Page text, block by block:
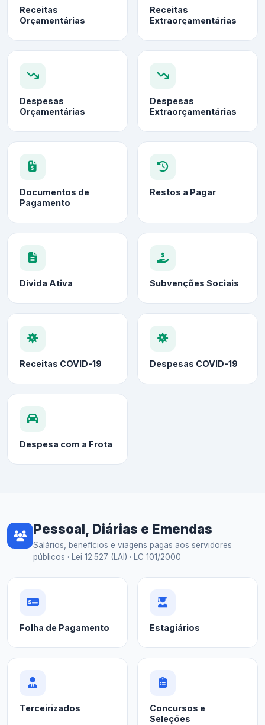
Receitas
Orçamentárias
Receitas
Extraorçamentárias
Despesas
Orçamentárias
Despesas
Extraorçamentárias
Documentos de
Pagamento
Restos a Pagar
Dívida Ativa Subvenções Sociais
Receitas COVID-19 Despesas COVID-19
Despesa com a Frota
Pessoal, Diárias e Emendas
Salários, benefícios e viagens pagas aos servidores
públicos · Lei 12.527 (LAI) · LC 101/2000
Folha de Pagamento Estagiários
Terceirizados
Concursos e
Seleções